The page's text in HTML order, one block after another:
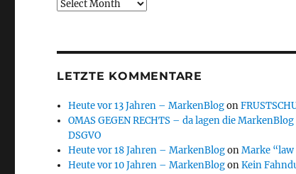
Archive
LETZTE KOMMENTARE
Heute vor 13 Jahren – MarkenBlogon
OMAS GEGEN RECHTS – da lagen die
DSGVO
Heute vor 18 Jahren – MarkenBlogonMarke
Heute vor 10 Jahren – MarkenBlogonKein